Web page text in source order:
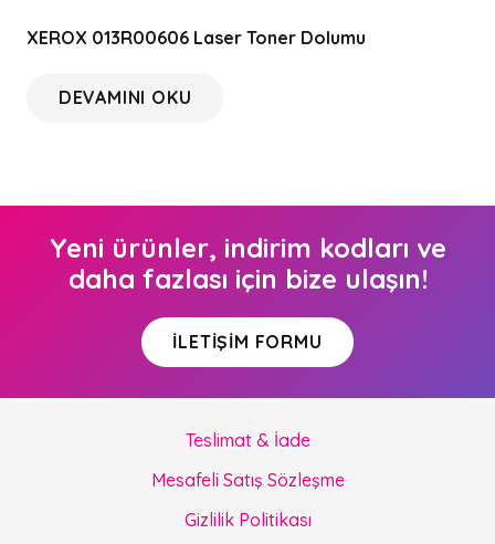
XEROX 013R00606 Laser Toner Dolumu
DEVAMINI OKU
Yeni ürünler, indirim kodları ve
daha fazlası için bize ulaşın!
İLETIŞIM FORMU
Teslimat & İade
Mesafeli Satış Sözleşme
Gizlilik Politikası